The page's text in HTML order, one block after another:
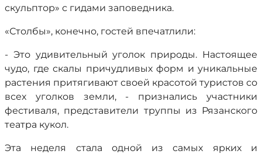
скульптор» с гидами заповедника.
«Столбы», конечно, гостей впечатлили:
- Это удивительный уголок природы. Настоящее
чудо, где скалы причудливых форм и уникальные
растения притягивают своей красотой туристов со
всех уголков земли, - признались участники
фестиваля, представители труппы из Рязанского
театра кукол.
Эта неделя стала одной из самых ярких и